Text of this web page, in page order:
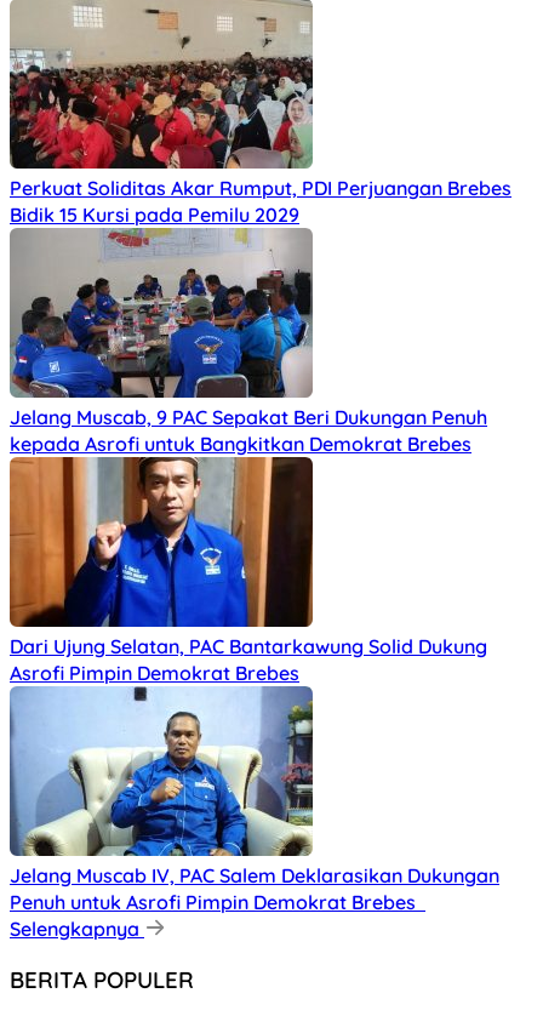
Perkuat Soliditas Akar Rumput, PDI Perjuangan Brebes
Bidik 15 Kursi pada Pemilu 2029
Jelang Muscab, 9 PAC Sepakat Beri Dukungan Penuh
kepada Asrofi untuk Bangkitkan Demokrat Brebes
Dari Ujung Selatan, PAC Bantarkawung Solid Dukung
Asrofi Pimpin Demokrat Brebes
Jelang Muscab IV, PAC Salem Deklarasikan Dukungan
Penuh untuk Asrofi Pimpin Demokrat Brebes
Selengkapnya
BERITA POPULER